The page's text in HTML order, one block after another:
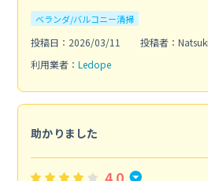
ベランダ/バルコニー清掃
投稿日：2026/03/11
投稿者：Natsuki
利用業者： Ledope
助かりました
4.0